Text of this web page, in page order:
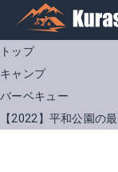
トップ
キャンプ
バーベキュー
【2022】平和公園の